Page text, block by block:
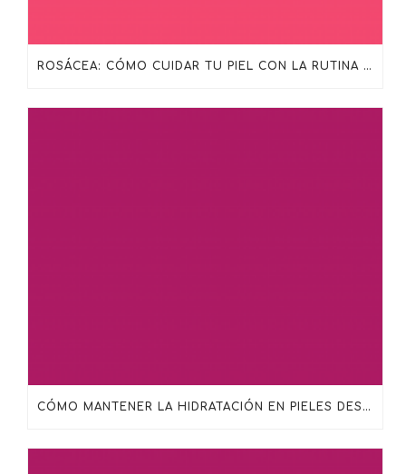
ROSÁCEA: CÓMO CUIDAR TU PIEL CON LA RUTINA ADECUADA DE SKINCEUTICALS
CÓMO MANTENER LA HIDRATACIÓN EN PIELES DESHIDRATADAS, MADURAS O SENSIBILIZADAS